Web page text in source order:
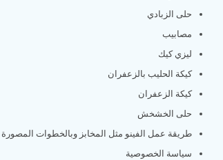
حلى الزبادي
مصابيب
ليزي كيك
كيكة الحليب بالزعفران
كيكة الزعفران
حلى الخشخش
طريقة عمل الفينو مثل المخابز وبالخطوات المصورة
سياسة الخصوصية